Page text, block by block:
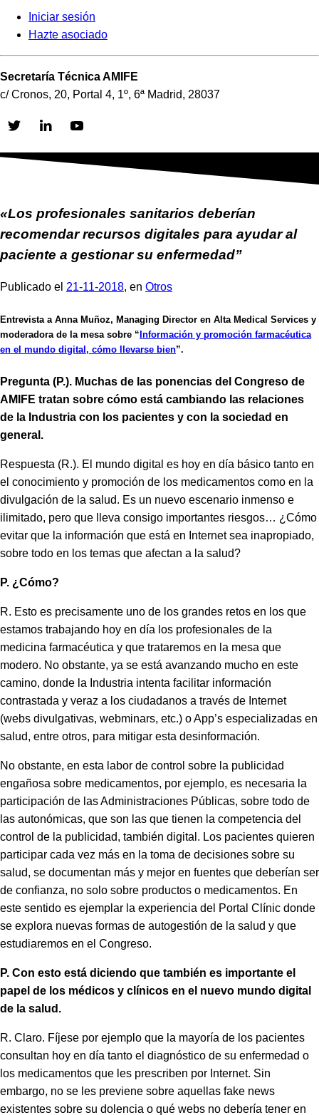
Iniciar sesión
Hazte asociado
Secretaría Técnica AMIFE
c/ Cronos, 20, Portal 4, 1º, 6ª Madrid, 28037
Skip
«Los profesionales sanitarios deberían
recomendar recursos digitales para ayudar al
paciente a gestionar su enfermedad”
Publicado el 21-11-2018, en Otros
Entrevista a Anna Muñoz, Managing Director en Alta Medical Services y
moderadora de la mesa sobre “Información y promoción farmacéutica
en el mundo digital, cómo llevarse bien”.
Pregunta (P.). Muchas de las ponencias del Congreso de
AMIFE tratan sobre cómo está cambiando las relaciones
de la Industria con los pacientes y con la sociedad en
general.
Respuesta (R.). El mundo digital es hoy en día básico tanto en
el conocimiento y promoción de los medicamentos como en la
divulgación de la salud. Es un nuevo escenario inmenso e
ilimitado, pero que lleva consigo importantes riesgos… ¿Cómo
evitar que la información que está en Internet sea inapropiado,
sobre todo en los temas que afectan a la salud?
P. ¿Cómo?
R. Esto es precisamente uno de los grandes retos en los que
estamos trabajando hoy en día los profesionales de la
medicina farmacéutica y que trataremos en la mesa que
modero. No obstante, ya se está avanzando mucho en este
camino, donde la Industria intenta facilitar información
contrastada y veraz a los ciudadanos a través de Internet
(webs divulgativas, webminars, etc.) o App’s especializadas en
salud, entre otros, para mitigar esta desinformación.
No obstante, en esta labor de control sobre la publicidad
engañosa sobre medicamentos, por ejemplo, es necesaria la
participación de las Administraciones Públicas, sobre todo de
las autonómicas, que son las que tienen la competencia del
control de la publicidad, también digital. Los pacientes quieren
participar cada vez más en la toma de decisiones sobre su
salud, se documentan más y mejor en fuentes que deberían ser
de confianza, no solo sobre productos o medicamentos. En
este sentido es ejemplar la experiencia del Portal Clínic donde
se explora nuevas formas de autogestión de la salud y que
estudiaremos en el Congreso.
P. Con esto está diciendo que también es importante el
papel de los médicos y clínicos en el nuevo mundo digital
de la salud.
R. Claro. Fíjese por ejemplo que la mayoría de los pacientes
consultan hoy en día tanto el diagnóstico de su enfermedad o
los medicamentos que les prescriben por Internet. Sin
embargo, no se les previene sobre aquellas fake news
existentes sobre su dolencia o qué webs no debería tener en